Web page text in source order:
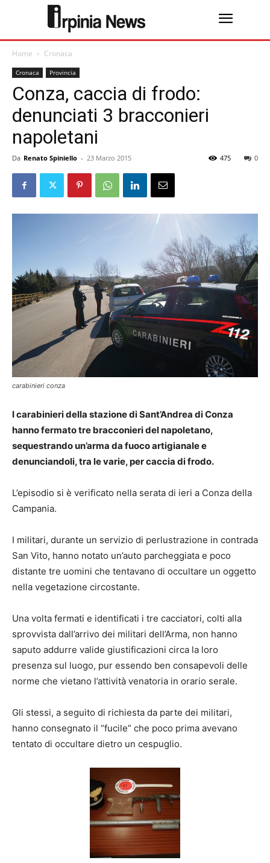
Home Cronaca
Cronaca Provincia
Conza, caccia di frodo:
denunciati 3 bracconieri
napoletani
Da Renato Spiniello - 23 Marzo 2015 0
475
carabinieri conza
I carabinieri della stazione di Sant’Andrea di Conza
hanno fermato tre bracconieri del napoletano,
sequestrando un’arma da fuoco artigianale e
denunciandoli, tra le varie, per caccia di frodo.
L’episodio si è verificato nella serata di ieri a Conza della
Campania.
I militari, durante un servizio di perlustrazione in contrada
San Vito, hanno notato un’auto parcheggiata e poco
distante tre uomini che tentavano di occultare un oggetto
nella vegetazione circostante.
Una volta fermati e identificati i tre cacciatori, colti alla
sprovvista dall’arrivo dei militari dell’Arma, non hanno
saputo addurre valide giustificazioni circa la loro
presenza sul luogo, pur essendo ben consapevoli delle
norme che vietano l’attività venatoria in orario serale.
Gli stessi, a seguito di richiesta da parte dei militari,
hanno consegnato il “fucile” che poco prima avevano
tentato di occultare dietro un cespuglio.